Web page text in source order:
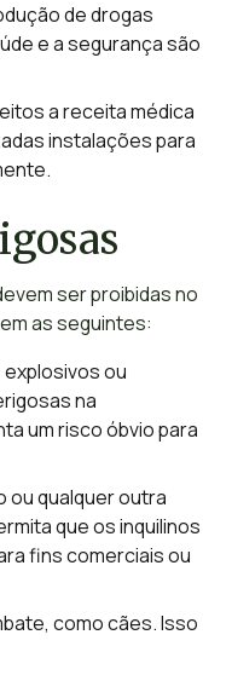
de drogas
e a segurança são
a receita médica
instalações para
ser proibidas no
as seguintes:
ou
na
um risco óbvio para
ou qualquer outra
que os inquilinos
fins comerciais ou
como cães. Isso